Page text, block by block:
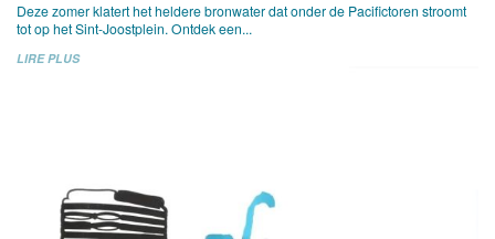
Deze zomer klatert het heldere bronwater dat onder de Pacifictoren stroomt
tot op het Sint-Joostplein. Ontdek een...
LIRE PLUS